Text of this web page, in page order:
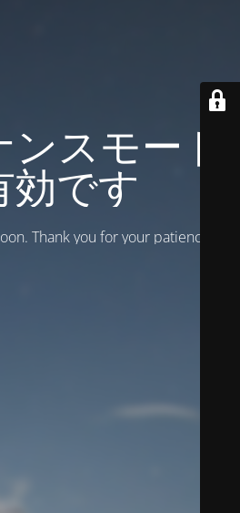
スモード
効です
Thank you for your patience!